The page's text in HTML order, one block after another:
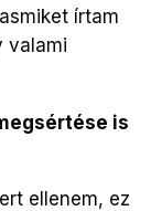
írtam
valami
is
ellenem, ez